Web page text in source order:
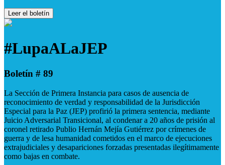
Leer el boletín
#LupaALaJEP
Boletín # 89
La Sección de Primera Instancia para casos de ausencia de
reconocimiento de verdad y responsabilidad de la Jurisdicción
Especial para la Paz (JEP) profirió la primera sentencia, mediante
Juicio Adversarial Transicional, al condenar a 20 años de prisión al
coronel retirado Publio Hernán Mejía Gutiérrez por crímenes de
guerra y de lesa humanidad cometidos en el marco de ejecuciones
extrajudiciales y desapariciones forzadas presentadas ilegítimamente
como bajas en combate.